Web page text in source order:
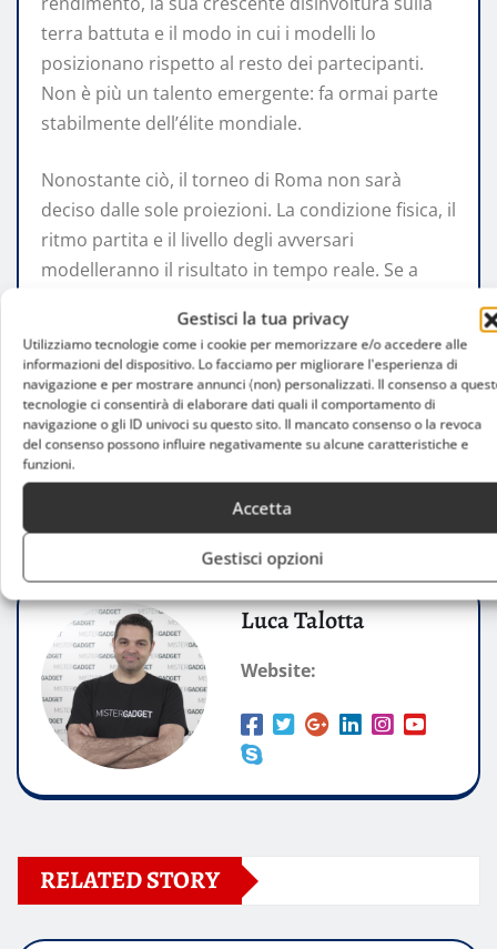
Gestisci la tua privacy
Utilizziamo tecnologie come i cookie per memorizzare e/o accedere alle
informazioni del dispositivo. Lo facciamo per migliorare l'esperienza di
navigazione e per mostrare annunci (non) personalizzati. Il consenso a
tecnologie ci consentirà di elaborare dati quali il comportamento di
navigazione o gli ID univoci su questo sito. Il mancato consenso o la revoca
del consenso possono influire negativamente su alcune caratteristiche e
funzioni.
Accetta
Gestisci opzioni
terra battuta e il modo in cui i modelli lo
posizionano rispetto al resto dei partecipanti.
Non è più un talento emergente: fa ormai parte
stabilmente dell’élite mondiale.
Nonostante ciò, il torneo di Roma non sarà
deciso dalle sole proiezioni. La condizione fisica, il
ritmo partita e il livello degli avversari
modelleranno il risultato in tempo reale. Se a
casa, il quadro diventa meno prevedibile.
In sintesi, le quote indicano un’opportunità
concreta. Trasformare questa possibilità in un
titolo, tuttavia, dipenderà da quanto Sinner saprà
gestire tutto ciò che non può essere tradotto in
Luca Talotta
Website:
RELATED STORY